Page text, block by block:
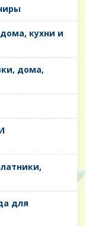
кухни и
дома,
для